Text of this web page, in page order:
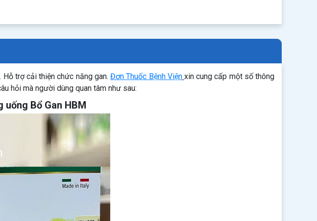
Hỗ trợ cải thiện chức năng gan.Đơn Thuốc Bệnh Viện xin cung cấp một số thông
hỏi mà người dùng quan tâm như sau:
Bổ Gan HBM